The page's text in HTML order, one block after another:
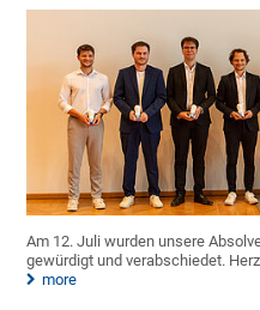
Am 12. Juli wurden unsere
gewürdigt und verabschiedet.
more